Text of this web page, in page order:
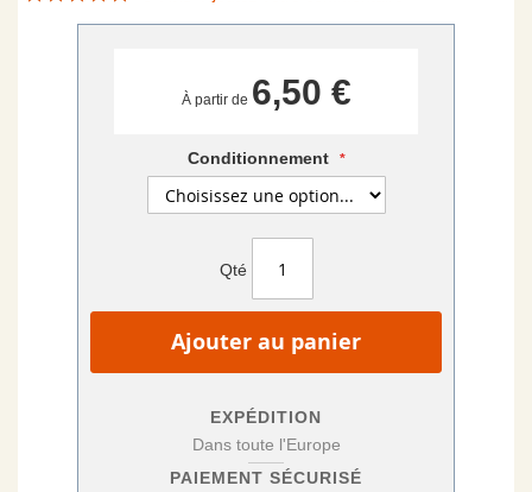
À partir de 6,50 €
Conditionnement
Qté
Ajouter au panier
EXPÉDITION
Dans toute l'Europe
PAIEMENT SÉCURISÉ